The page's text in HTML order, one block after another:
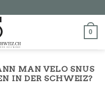
0
MAN VELO SNUS
IN DER SCHWEIZ?